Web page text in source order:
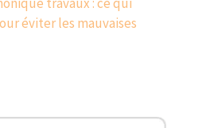
éviter les mauvaises